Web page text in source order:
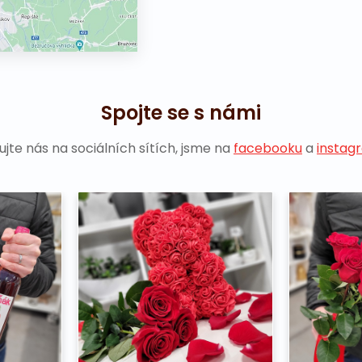
Spojte se s námi
nás na sociálních sítích, jsme na facebookua